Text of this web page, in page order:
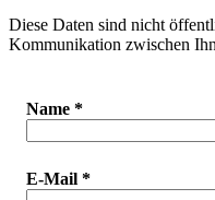
Diese Daten sind nicht
Kommunikation zwischen
Name *
E-Mail *